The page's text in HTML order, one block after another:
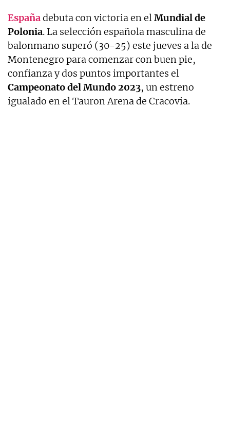
Españadebuta con victoria en elMundial de
Polonia. La selección española masculina de
balonmano superó (30-25) este jueves a la de
Montenegro para comenzar con buen pie,
confianza y dos puntos importantes el
Campeonato del Mundo 2023, un estreno
igualado en el Tauron Arena de Cracovia.